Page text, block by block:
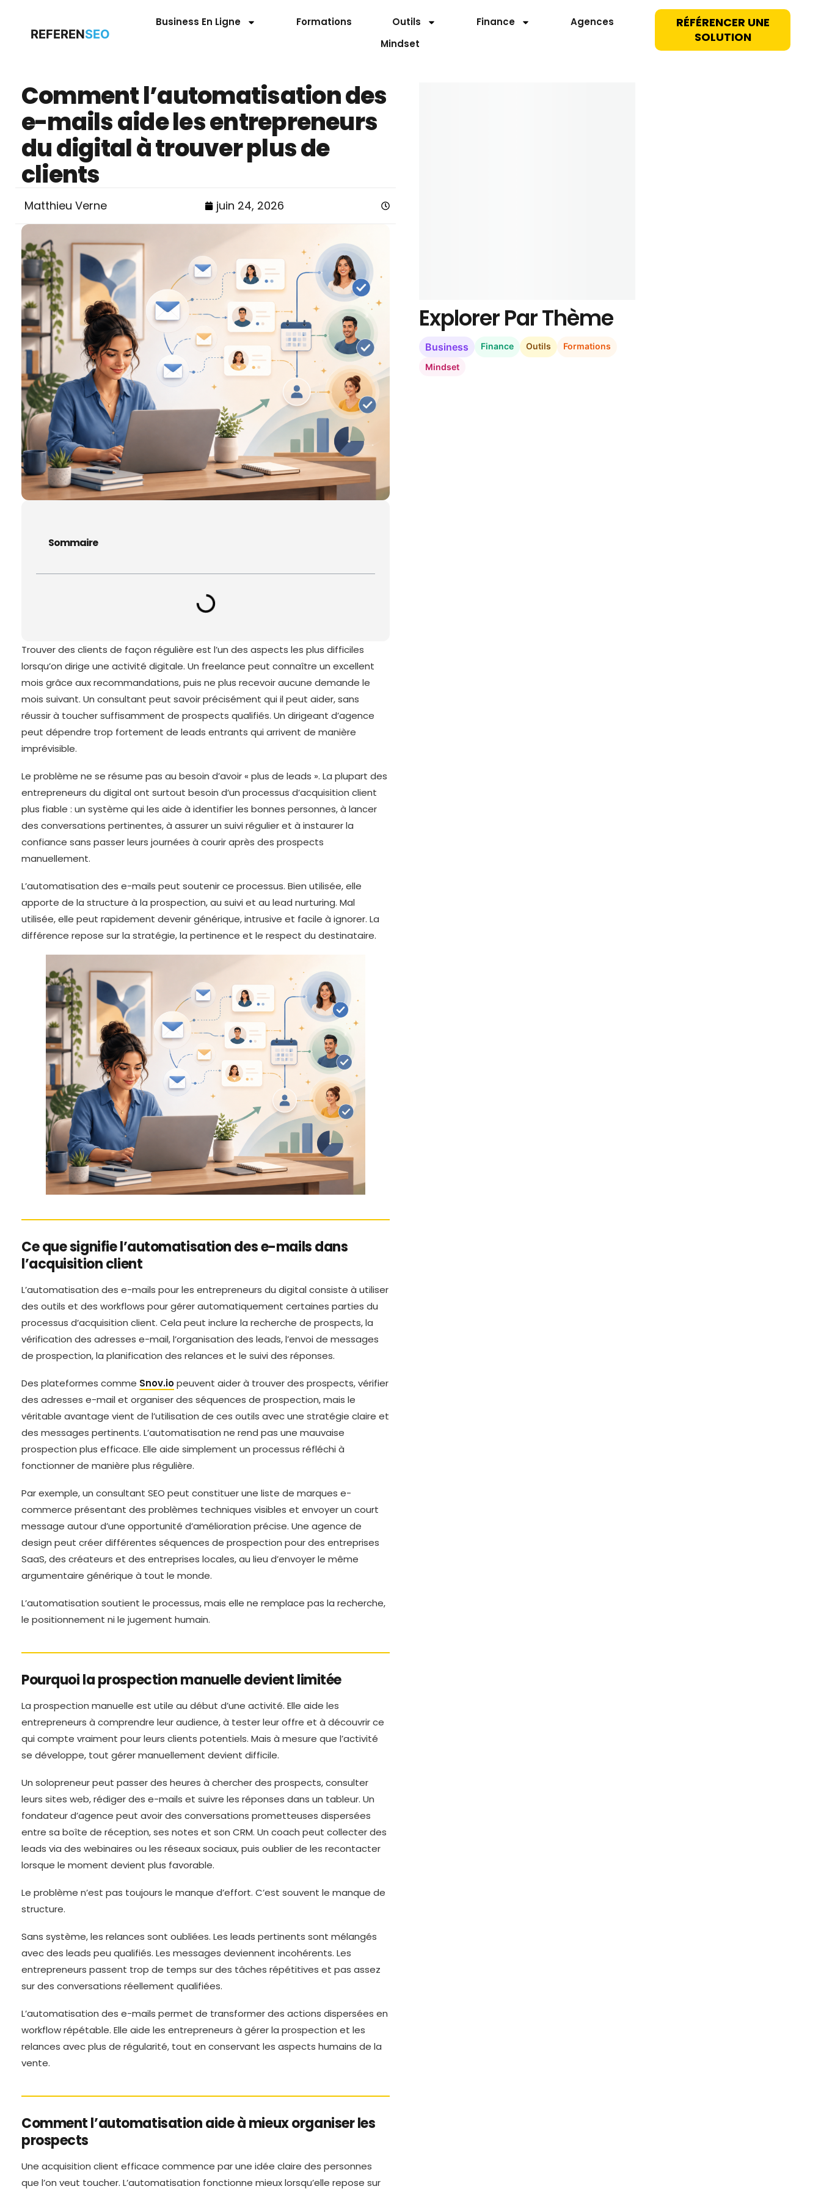
REFERENSEO
Business En Ligne Formations Outils Finance
Agences
Mindset
RÉFÉRENCER UNE
SOLUTION
Comment l’automatisation des
e-mails aide les entrepreneurs
du digital à trouver plus de
clients
Matthieu Verne juin 24, 2026
Sommaire
Trouver des clients de façon régulière est l’un des aspects les plus difficiles
lorsqu’on dirige une activité digitale. Un freelance peut connaître un excellent
mois grâce aux recommandations, puis ne plus recevoir aucune demande le
mois suivant. Un consultant peut savoir précisément qui il peut aider, sans
réussir à toucher suffisamment de prospects qualifiés. Un dirigeant d’agence
peut dépendre trop fortement de leads entrants qui arrivent de manière
imprévisible.
Le problème ne se résume pas au besoin d’avoir « plus de leads ». La plupart des
entrepreneurs du digital ont surtout besoin d’un processus d’acquisition client
plus fiable : un système qui les aide à identifier les bonnes personnes, à lancer
des conversations pertinentes, à assurer un suivi régulier et à instaurer la
confiance sans passer leurs journées à courir après des prospects
manuellement.
L’automatisation des e-mails peut soutenir ce processus. Bien utilisée, elle
apporte de la structure à la prospection, au suivi et au lead nurturing. Mal
utilisée, elle peut rapidement devenir générique, intrusive et facile à ignorer. La
différence repose sur la stratégie, la pertinence et le respect du destinataire.
Ce que signifie l’automatisation des e-mails dans
l’acquisition client
L’automatisation des e-mails pour les entrepreneurs du digital consiste à utiliser
des outils et des workflows pour gérer automatiquement certaines parties du
processus d’acquisition client. Cela peut inclure la recherche de prospects, la
vérification des adresses e-mail, l’organisation des leads, l’envoi de messages
de prospection, la planification des relances et le suivi des réponses.
Des plateformes comme Snov.iopeuvent aider à trouver des prospects, vérifier
des adresses e-mail et organiser des séquences de prospection, mais le
véritable avantage vient de l’utilisation de ces outils avec une stratégie claire et
des messages pertinents. L’automatisation ne rend pas une mauvaise
prospection plus efficace. Elle aide simplement un processus réfléchi à
fonctionner de manière plus régulière.
Par exemple, un consultant SEO peut constituer une liste de marques e-
commerce présentant des problèmes techniques visibles et envoyer un court
message autour d’une opportunité d’amélioration précise. Une agence de
design peut créer différentes séquences de prospection pour des entreprises
SaaS, des créateurs et des entreprises locales, au lieu d’envoyer le même
argumentaire générique à tout le monde.
L’automatisation soutient le processus, mais elle ne remplace pas la recherche,
le positionnement ni le jugement humain.
Pourquoi la prospection manuelle devient limitée
La prospection manuelle est utile au début d’une activité. Elle aide les
entrepreneurs à comprendre leur audience, à tester leur offre et à découvrir ce
qui compte vraiment pour leurs clients potentiels. Mais à mesure que l’activité
se développe, tout gérer manuellement devient difficile.
Un solopreneur peut passer des heures à chercher des prospects, consulter
leurs sites web, rédiger des e-mails et suivre les réponses dans un tableur. Un
fondateur d’agence peut avoir des conversations prometteuses dispersées
entre sa boîte de réception, ses notes et son CRM. Un coach peut collecter des
leads via des webinaires ou les réseaux sociaux, puis oublier de les recontacter
lorsque le moment devient plus favorable.
Le problème n’est pas toujours le manque d’effort. C’est souvent le manque de
structure.
Sans système, les relances sont oubliées. Les leads pertinents sont mélangés
avec des leads peu qualifiés. Les messages deviennent incohérents. Les
entrepreneurs passent trop de temps sur des tâches répétitives et pas assez
sur des conversations réellement qualifiées.
L’automatisation des e-mails permet de transformer des actions dispersées en
workflow répétable. Elle aide les entrepreneurs à gérer la prospection et les
relances avec plus de régularité, tout en conservant les aspects humains de la
vente.
Comment l’automatisation aide à mieux organiser les
prospects
Une acquisition client efficace commence par une idée claire des personnes
que l’on veut toucher. L’automatisation fonctionne mieux lorsqu’elle repose sur
Explorer Par Thème
Business Finance Outils
Formations
Mindset